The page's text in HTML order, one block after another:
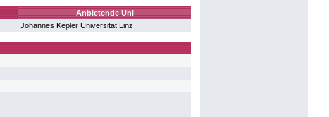
Anbietende Uni
Johannes Kepler Universität Linz